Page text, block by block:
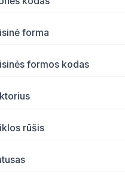
forma
formos kodas
rūšis